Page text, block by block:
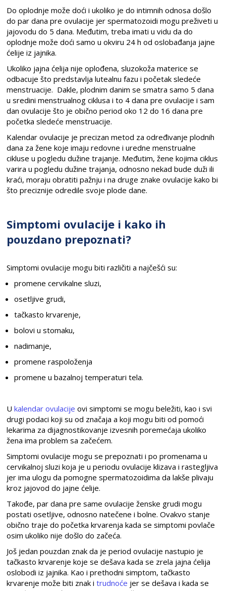
Do oplodnje može doći i ukoliko je do intimnih odnosa došlo
do par dana pre ovulacije jer spermatozoidi mogu preživeti u
jajovodu do 5 dana. Međutim, treba imati u vidu da do
oplodnje može doći samo u okviru 24 h od oslobađanja jajne
ćelije iz jajnika.
Ukoliko jajna ćelija nije oplođena, sluzokoža materice se
odbacuje što predstavlja lutealnu fazu i početak sledeće
menstruacije. Dakle, plodnim danim se smatra samo 5 dana
u sredini menstrualnog ciklusa i to 4 dana pre ovulacije i sam
dan ovulacije što je obično period oko 12 do 16 dana pre
početka sledeće menstruacije.
Kalendar ovulacije je precizan metod za određivanje plodnih
dana za žene koje imaju redovne i uredne menstrualne
cikluse u pogledu dužine trajanje. Međutim, žene kojima ciklus
varira u pogledu dužine trajanja, odnosno nekad bude duži ili
kraći, moraju obratiti pažnju i na druge znake ovulacije kako bi
što preciznije odredile svoje plode dane.
Simptomi ovulacije i kako ih
pouzdano prepoznati?
Simptomi ovulacije mogu biti različiti a najčešći su:
promene cervikalne sluzi,
osetljive grudi,
tačkasto krvarenje,
bolovi u stomaku,
nadimanje,
promene raspoloženja
promene u bazalnoj temperaturi tela.
Ukalendar ovulacije ovi simptomi se mogu beležiti, kao i svi
drugi podaci koji su od značaja a koji mogu biti od pomoći
lekarima za dijagnostikovanje izvesnih poremećaja ukoliko
žena ima problem sa začećem.
Simptomi ovulacije mogu se prepoznati i po promenama u
cervikalnoj sluzi koja je u periodu ovulacije klizava i rastegljiva
jer ima ulogu da pomogne spermatozoidima da lakše plivaju
kroz jajovod do jajne ćelije.
Takođe, par dana pre same ovulacije ženske grudi mogu
postati osetljive, odnosno natečene i bolne. Ovakvo stanje
obično traje do početka krvarenja kada se simptomi povlače
osim ukoliko nije došlo do začeća.
Još jedan pouzdan znak da je period ovulacije nastupio je
tačkasto krvarenje koje se dešava kada se zrela jajna ćelija
oslobodi iz jajnika. Kao i prethodni simptom, tačkasto
krvarenje može biti znak itrudnoće jer se dešava i kada se